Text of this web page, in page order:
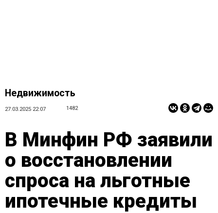
Недвижимость
27.03.2025 22:07 1482
В Минфин РФ заявили
о восстановлении
спроса на льготные
ипотечные кредиты